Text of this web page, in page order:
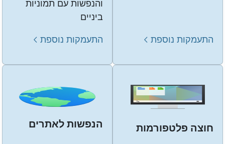
התעמקות נוספת
והנפשות עם תמוניות
ביניים
התעמקות נוספת
חוצה פלטפורמות הנפשות לאתרים